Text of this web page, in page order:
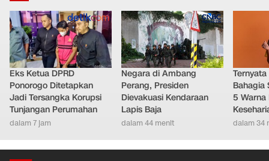
Eks Ketua DPRD
Ponorogo Ditetapkan
Jadi Tersangka Korupsi
Tunjangan Perumahan
dalam 7 jam
Negara di Ambang
Perang, Presiden
Dievakuasi Kendaraan
Lapis Baja
dalam 44 menit
Bahagia
5
dalam 34